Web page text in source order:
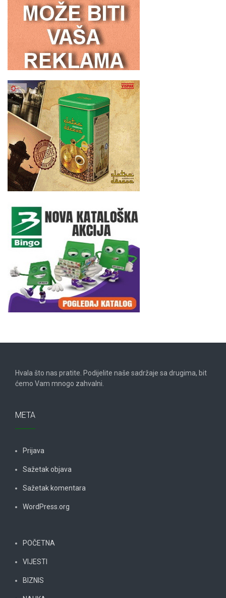
Hvala što nas pratite. Podijelite naše sadržaje sa drugima, bit
ćemo Vam mnogo zahvalni.
META
Prijava
Sažetak objava
Sažetak komentara
WordPress.org
POČETNA
VIJESTI
BIZNIS